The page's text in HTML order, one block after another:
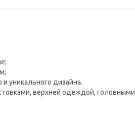
уникального дизайна.
верхней одеждой,